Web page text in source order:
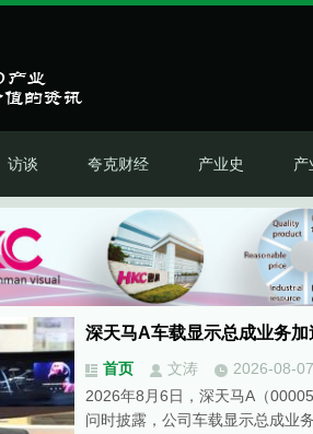
访谈 夸克财经 产业史 产
深天马A车载显示总成业务
首页 文涛
2026-08-07
2026年8月6日，深天马A（
问时披露，公司车载显示总成业